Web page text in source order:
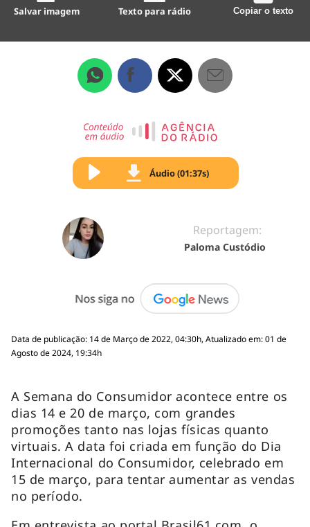
Salvar imagem Texto para rádio Copiar o texto
Áudio (01:37s)
Reportagem:
Paloma Custódio
Data de publicação: 14 de Março de 2022, 04:30h, Atualizado em: 01 de
Agosto de 2024, 19:34h
A Semana do Consumidor acontece entre os
dias 14 e 20 de março, com grandes
promoções tanto nas lojas físicas quanto
virtuais. A data foi criada em função do Dia
Internacional do Consumidor, celebrado em
15 de março, para tentar aumentar as vendas
no período.